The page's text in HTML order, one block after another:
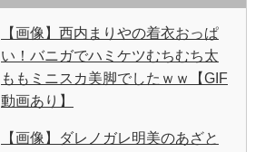
【画像】西内まりやの着衣おっぱ
い！バニガでハミケツむちむち太
ももミニスカ美脚でしたｗｗ【GIF
動画あり】
【画像】ダレノガレ明美のあざと